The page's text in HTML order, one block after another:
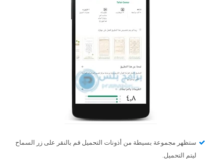
ستظهر مجموعة بسيطة من أذونات التحميل قم بالنقر على زر السماح
ليتم التحميل.